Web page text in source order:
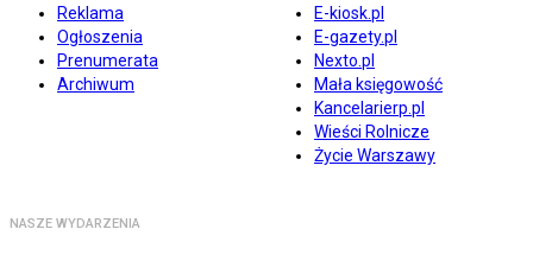
Reklama
Ogłoszenia
Prenumerata
Archiwum
E-kiosk.pl
E-gazety.pl
Nexto.pl
Mała księgowość
Kancelarierp.pl
Wieści Rolnicze
Życie Warszawy
NASZE WYDARZENIA